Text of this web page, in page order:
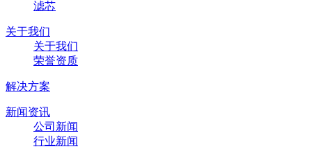
滤芯
关于我们
关于我们
荣誉资质
解决方案
新闻资讯
公司新闻
行业新闻